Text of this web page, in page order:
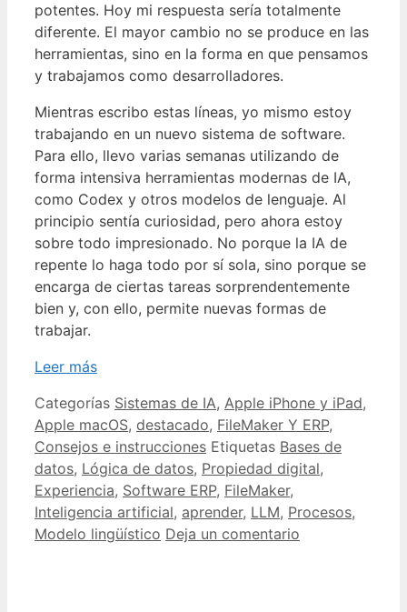
potentes. Hoy mi respuesta sería totalmente
diferente. El mayor cambio no se produce en las
herramientas, sino en la forma en que pensamos
y trabajamos como desarrolladores.
Mientras escribo estas líneas, yo mismo estoy
trabajando en un nuevo sistema de software.
Para ello, llevo varias semanas utilizando de
forma intensiva herramientas modernas de IA,
como Codex y otros modelos de lenguaje. Al
principio sentía curiosidad, pero ahora estoy
sobre todo impresionado. No porque la IA de
repente lo haga todo por sí sola, sino porque se
encarga de ciertas tareas sorprendentemente
bien y, con ello, permite nuevas formas de
trabajar.
Leer más
Categorías Sistemas de IA, Apple iPhone y iPad,
Apple macOS, destacado, FileMaker Y ERP,
Consejos e instrucciones Etiquetas Bases de
datos, Lógica de datos, Propiedad digital,
Experiencia, Software ERP, FileMaker,
Inteligencia artificial, aprender, LLM, Procesos,
Modelo lingüístico Deja un comentario